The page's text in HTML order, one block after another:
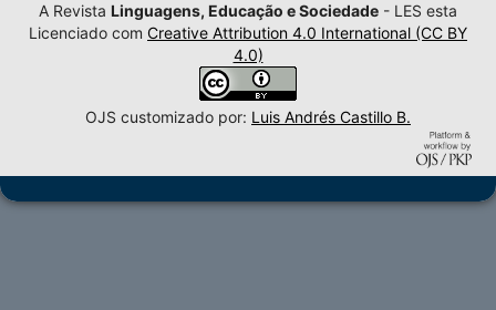
A Revista Linguagens, Educação e Sociedade - LES esta
Licenciado com Creative Attribution 4.0 International (CC BY
4.0)
OJS customizado por: Luis Andrés Castillo B.